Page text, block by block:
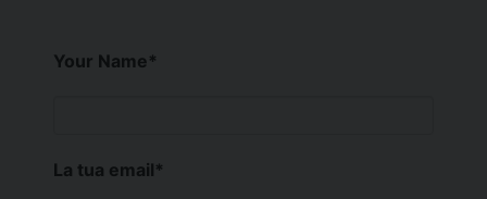
Your Name*
La tua email*